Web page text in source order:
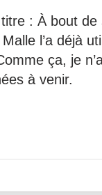
: À bout de
l’a déjà
ça, je
à venir.